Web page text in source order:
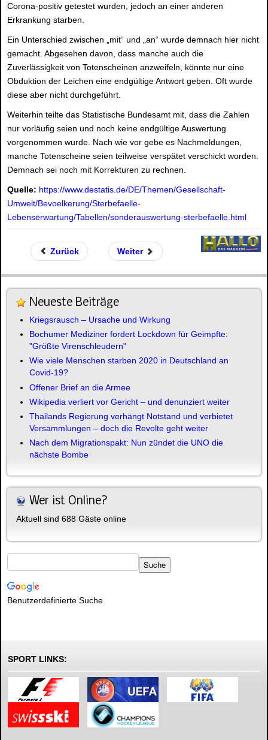
Corona-positiv getestet wurden, jedoch an einer anderen
Erkrankung starben.
Ein Unterschied zwischen „mit“ und „an“ wurde demnach hier nicht
gemacht. Abgesehen davon, dass manche auch die
Zuverlässigkeit von Totenscheinen anzweifeln, könnte nur eine
Obduktion der Leichen eine endgültige Antwort geben. Oft wurde
diese aber nicht durchgeführt.
Weiterhin teilte das Statistische Bundesamt mit, dass die Zahlen
nur vorläufig seien und noch keine endgültige Auswertung
vorgenommen wurde. Nach wie vor gebe es Nachmeldungen,
manche Totenscheine seien teilweise verspätet verschickt worden.
Demnach sei noch mit Korrekturen zu rechnen.
Quelle: https://www.destatis.de/DE/Themen/Gesellschaft-
Umwelt/Bevoelkerung/Sterbefaelle-
Lebenserwartung/Tabellen/sonderauswertung-sterbefaelle.html
Zurück Weiter
Neueste Beiträge
Kriegsrausch – Ursache und Wirkung
Bochumer Mediziner fordert Lockdown für Geimpfte:
"Größte Virenschleudern"
Wie viele Menschen starben 2020 in Deutschland an
Covid-19?
Offener Brief an die Armee
Wikipedia verliert vor Gericht – und denunziert weiter
Thailands Regierung verhängt Notstand und verbietet
Versammlungen – doch die Revolte geht weiter
Nach dem Migrationspakt: Nun zündet die UNO die
nächste Bombe
Wer ist Online?
Aktuell sind 688 Gäste online
Benutzerdefinierte Suche
SPORT LINKS: